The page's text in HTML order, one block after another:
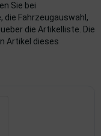
Sie bei
die Fahrzeugauswahl,
die Artikelliste. Die
Artikel dieses